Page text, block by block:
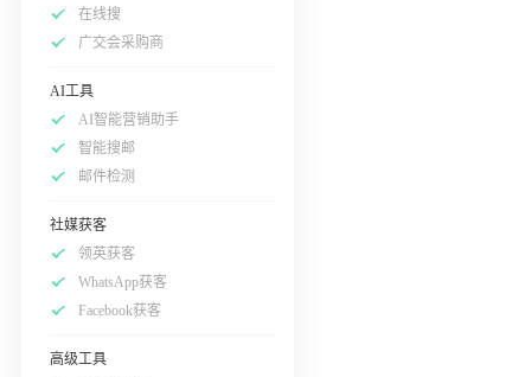
在线搜
广交会采购商
AI工具
AI智能营销助手
智能搜邮
邮件检测
社媒获客
领英获客
WhatsApp获客
Facebook获客
高级工具